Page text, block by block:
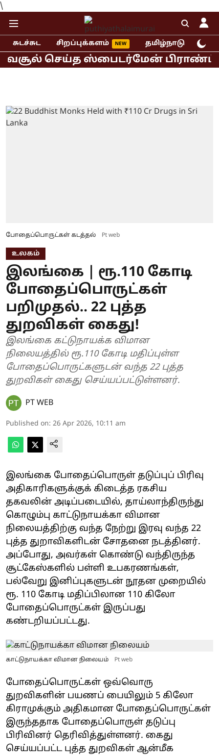
\
சுடச்சுட சிறப்புக்களம் தமிழ்நாடு
செய்த ஸ்பைடர்மேன் பிராண்ட்
போதைப்பொருட்கள் கடத்தல் Pt web
உலகம்
இலங்கை | ரூ.110 கோடி
போதைப்பொருட்கள்
பறிமுதல்.. 22 புத்த
துறவிகள் கைது!
இலங்கை கட்டுநாயக்க விமான
நிலையத்தில் ரூ.110 கோடி மதிப்புள்ள
போதைப்பொருட்களுடன் வந்த 22 புத்த
துறவிகள் கைது செய்யப்பட்டுள்ளனர்.
PT WEB
Published on: 26 Apr 2026, 10:11 am
இலங்கை போதைப்பொருள் தடுப்புப் பிரிவு
அதிகாரிகளுக்குக் கிடைத்த ரகசிய
தகவலின் அடிப்படையில், தாய்லாந்திருந்து
கொழும்பு காட்டுநாயக்கா விமான
நிலையத்திற்கு வந்த நேற்று இரவு வந்த 22
புத்த துறாவிகளிடன் சோதனை நடத்தினர்.
அப்போது, அவர்கள் கொண்டு வந்திருந்த
சூட்கேஸ்களில் பள்ளி உபகரணங்கள்,
பல்வேறு இனிப்புகளுடன் நூதன முறையில்
ரூ. 110 கோடி மதிப்பிலான 110 கிலோ
போதைப்பொருட்கள் இருப்பது
கண்டறியப்பட்டது.
காட்டுநாயக்கா விமான நிலையம் Pt web
போதைப்பொருட்கள் ஒவ்வொரு
துறவிகளின் பயணப் பையிலும் 5 கிலோ
கிராமுக்கும் அதிகமான போதைப்பொருட்கள்
இருந்ததாக போதைப்பொருள் தடுப்பு
பிரிவினர் தெரிவித்துள்ளனர். கைது
செய்யப்பட்ட புத்த துறவிகள் ஆன்மீக